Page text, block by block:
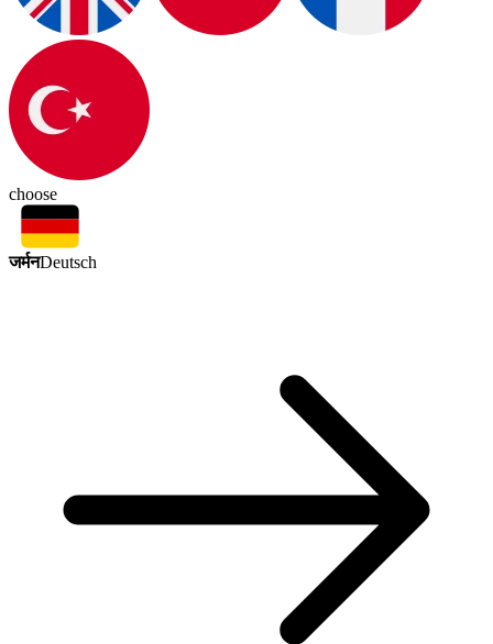
choose
जर्मनDeutsch